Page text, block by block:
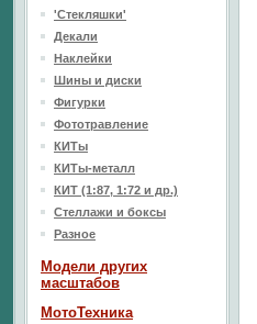
'Стекляшки'
Декали
Наклейки
Шины и диски
Фигурки
Фототравление
КИТы
КИТы-металл
КИТ (1:87, 1:72 и др.)
Стеллажи и боксы
Разное
Модели других
масштабов
МотоТехника